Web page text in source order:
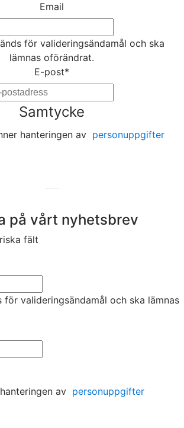
Email
för valideringsändamål och ska
lämnas oförändrat.
E-post*
Samtycke
hanteringen av personuppgifter
på vårt nyhetsbrev
fält
för valideringsändamål och ska lämnas
av personuppgifter